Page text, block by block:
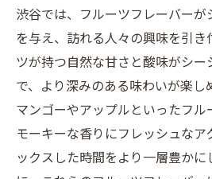
渋谷では、フルーツフレーバー
を与え、訪れる人々の興味を引き
ツが持つ自然な甘さと酸味がシー
で、より深みのある味わいが楽し
マンゴーやアップルといったフ
モーキーな香りにフレッシュなア
ックスした時間をより一層豊かに